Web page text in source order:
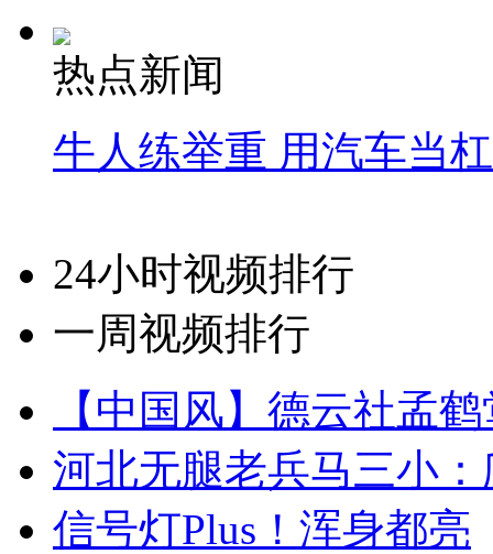
热点新闻
牛人练举重 用汽车当
24小时视频排行
一周视频排行
【中国风】德云社孟
河北无腿老兵马三小
信号灯Plus！浑身都亮